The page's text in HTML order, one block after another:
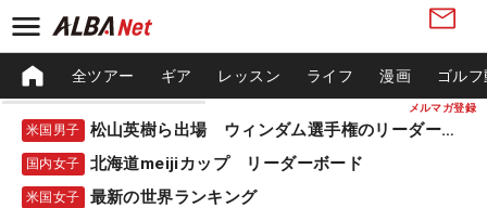
メルマガ登録
全ツアー ギア レッスン ライフ 漫画 ゴル
米国男子 松山英樹ら出場 ウィンダム選手権のリーダーボード
国内女子 北海道meijiカップ リーダーボード
米国女子 最新の世界ランキング